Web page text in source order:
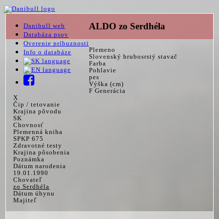
Danibull web
Databáza psov
Overenie príbuznosti
Info o databáze
ALDO zo Serdhéla
Plemeno
Slovenský hrubosrstý stavač
Farba
Pohlavie
pes
Výška (cm)
F Generácia
X
Čip / tetovanie
Krajina pôvodu
SK
Chovnosť
Plemenná kniha
SPKP 675
Zdravotné testy
Krajina pôsobenia
Poznámka
Dátum narodenia
19.01.1990
Chovateľ
zo Serdhéla
Dátum úhynu
Majiteľ